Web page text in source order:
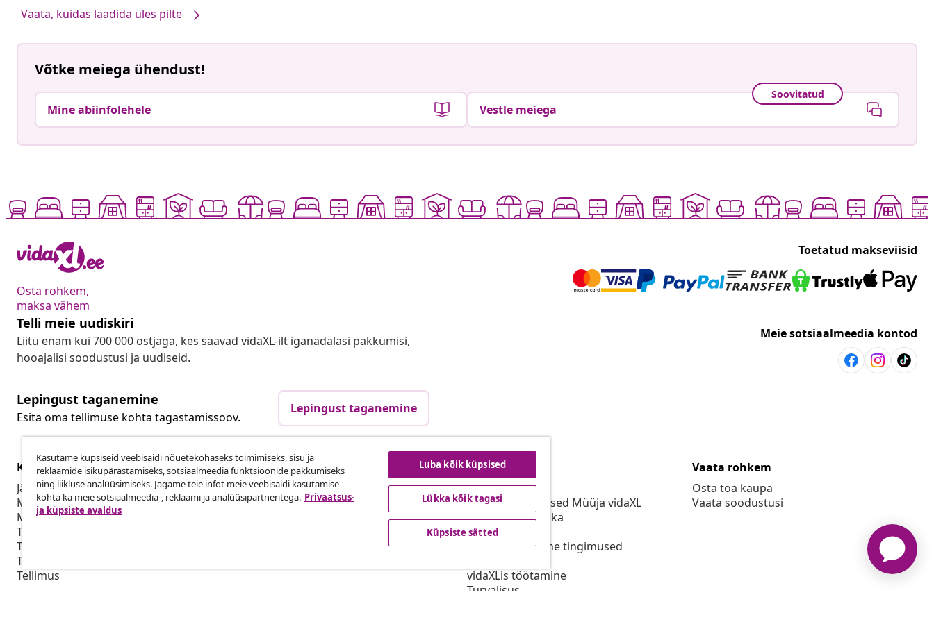
Vaata, kuidas laadida üles pilte
Võtke meiega ühendust!
Mine abiinfolehele
Soovitatud
Vestle meiega
Osta rohkem,
maksa vähem
Toetatud makseviisid
Telli meie uudiskiri
Liitu enam kui 700 000 ostjaga, kes saavad vidaXL-ilt iganädalasi pakkumisi,
hooajalisi soodustusi ja uudiseid.
Meie sotsiaalmeedia kontod
Lepingust taganemine
Esita oma tellimuse kohta tagastamissoov.
Lepingust taganemine
Klienditeenindus
Jälgi oma tellimust
Mi konto
Makse
Tarne
Tagastamine
Tooteteave
Tellimus
Ettevõte
Partnerprogramm
Tootmine vidaXLi jaoks
vidaXL
vidaXList
Kasutustingimused Müüja vidaXL
Privaatsuspoliitika
Küpsiste teave
Prioriteetse tarne tingimused
vidaXLis töötamine
Turvalisus
Vaata rohkem
Osta toa kaupa
Vaata soodustusi
Kasutame küpsiseid veebisaidi nõuetekohaseks toimimiseks, sisu ja
reklaamide isikupärastamiseks, sotsiaalmeedia funktsioonide pakkumiseks
ning liikluse analüüsimiseks. Jagame teie infot meie veebisaidi kasutamise
kohta ka meie sotsiaalmeedia-, reklaami ja analüüsipartneritega. Privaatsus-
ja küpsiste avaldus
Luba kõik küpsised
Lükka kõik tagasi
Küpsiste sätted